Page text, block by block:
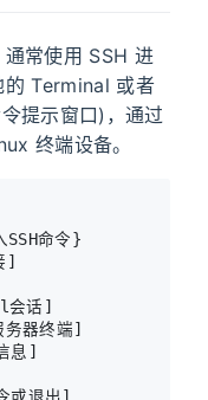
常使用 SSH 进
的 Terminal 或者
提示窗口)，通过
终端设备。
SSH命令}
话]
器终端]
息]